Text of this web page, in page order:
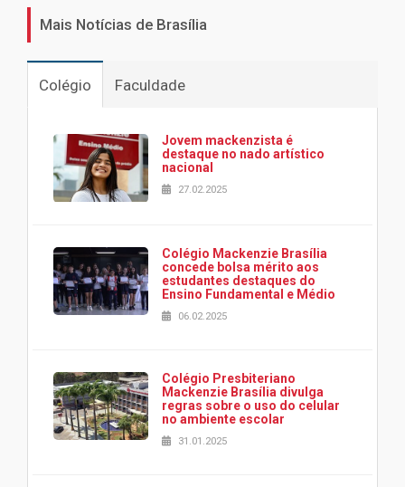
Mais Notícias de Brasília
Colégio Faculdade
Jovem mackenzista é
destaque no nado artístico
nacional
27.02.2025
Colégio Mackenzie Brasília
concede bolsa mérito aos
estudantes destaques do
Ensino Fundamental e Médio
06.02.2025
Colégio Presbiteriano
Mackenzie Brasília divulga
regras sobre o uso do celular
no ambiente escolar
31.01.2025